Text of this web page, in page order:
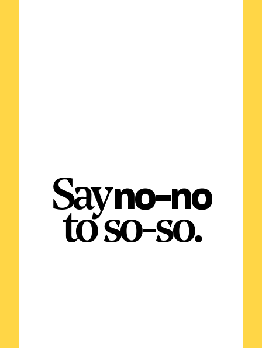
Sayno-no
to so-so.